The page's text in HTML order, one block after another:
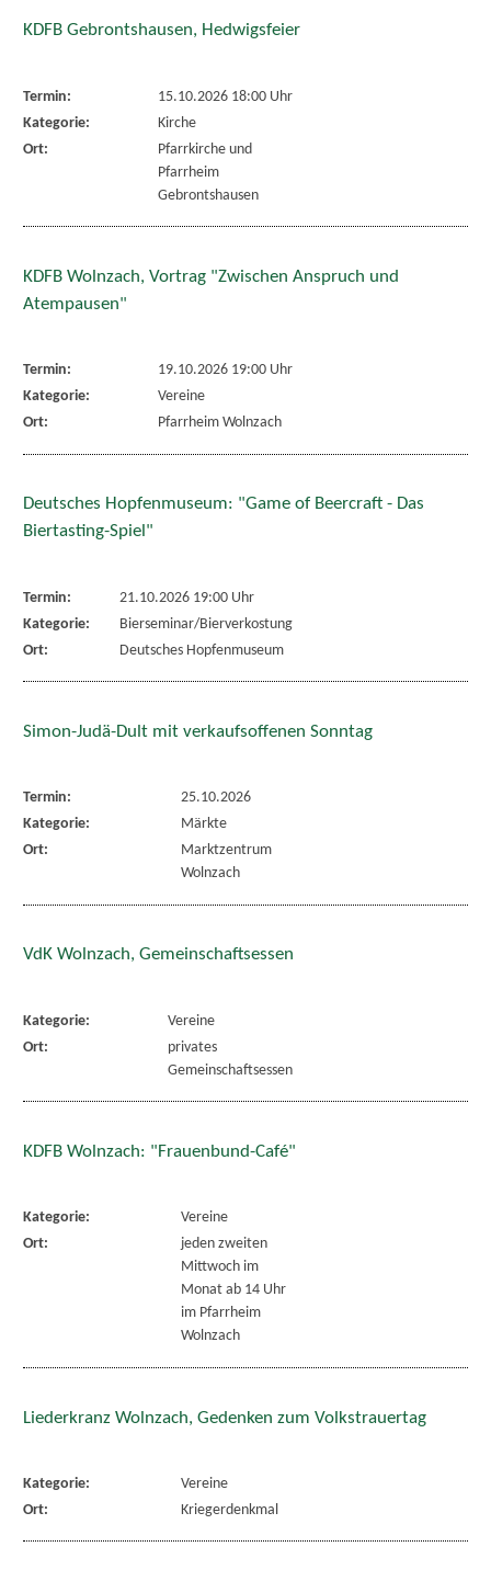
KDFB Gebrontshausen, Hedwigsfeier
Termin:
15.10.2026 18:00 Uhr
Kategorie:
Kirche
Ort:
Pfarrkirche und
Pfarrheim
Gebrontshausen
KDFB Wolnzach, Vortrag "Zwischen Anspruch und
Atempausen"
Termin:
19.10.2026 19:00 Uhr
Kategorie:
Vereine
Ort:
Pfarrheim Wolnzach
Deutsches Hopfenmuseum: "Game of Beercraft - Das
Biertasting-Spiel"
Termin:
21.10.2026 19:00 Uhr
Kategorie:
Bierseminar/Bierverkostung
Ort:
Deutsches Hopfenmuseum
Simon-Judä-Dult mit verkaufsoffenen Sonntag
Termin:
25.10.2026
Kategorie:
Märkte
Ort:
Marktzentrum
Wolnzach
VdK Wolnzach, Gemeinschaftsessen
Kategorie:
Vereine
Ort:
privates
Gemeinschaftsessen
KDFB Wolnzach: "Frauenbund-Café"
Kategorie:
Vereine
Ort:
jeden zweiten
Mittwoch im
Monat ab 14 Uhr
im Pfarrheim
Wolnzach
Liederkranz Wolnzach, Gedenken zum Volkstrauertag
Kategorie:
Vereine
Ort:
Kriegerdenkmal